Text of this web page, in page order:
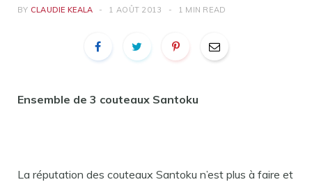
BY CLAUDIE KEALA 1 AOÛT 2013 1 MIN READ
Ensemble de 3 couteaux Santoku
La réputation des couteaux Santoku n’est plus à faire et